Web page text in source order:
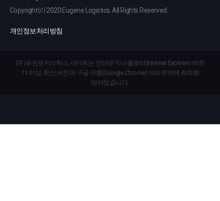
Copyright ⒞ 2020 Eugene Logistics. All Rights Reserved.
개인정보처리방침
(주)유진로지스틱스 사이트는 인터넷 익스플로러(Internet Explorer) 버전
11 이상, 최신 버전의 구글 크롬(Google Chrome) 브라우저에 최적화
되어있습니다.